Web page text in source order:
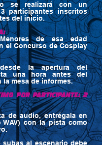
se realizará con un
participantes inscritos
del inicio.
de esa edad
el Concurso de Cosplay
la apertura del
una hora antes del
la mesa de informes.
por participante: 2
de audio, entrégala en
WAV) con la pista como
subas al escenario debe